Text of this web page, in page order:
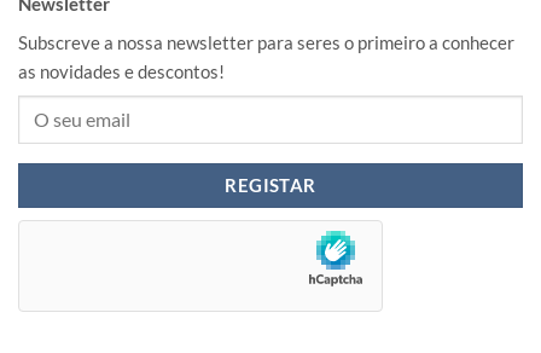
Subscreve a nossa newsletter para seres o primeiro a conhecer
as novidades e descontos!